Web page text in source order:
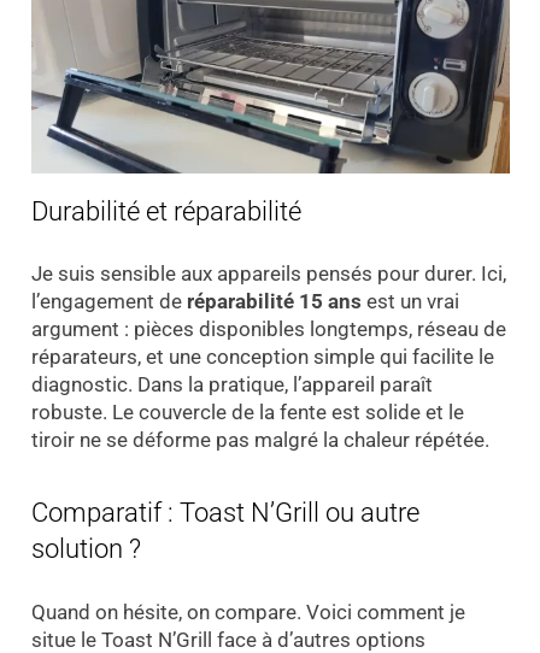
Durabilité et réparabilité
Je suis sensible aux appareils pensés pour durer. Ici,
l’engagement de réparabilité 15 ans est un vrai
argument : pièces disponibles longtemps, réseau de
réparateurs, et une conception simple qui facilite le
diagnostic. Dans la pratique, l’appareil paraît
robuste. Le couvercle de la fente est solide et le
tiroir ne se déforme pas malgré la chaleur répétée.
Comparatif : Toast N’Grill ou autre
solution ?
Quand on hésite, on compare. Voici comment je
situe le Toast N’Grill face à d’autres options